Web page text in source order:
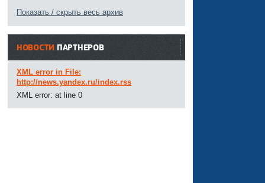
Показать / скрыть весь архив
НОВОСТИ ПАРТНЕРОВ
XML error in File:
http://news.yandex.ru/index.rss
XML error: at line 0